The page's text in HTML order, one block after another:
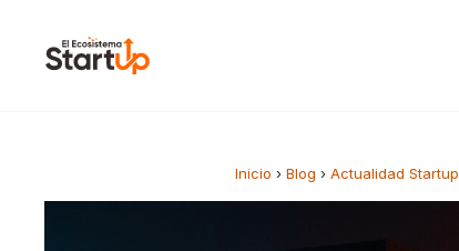
Inicio › Blog › Actualidad Startup